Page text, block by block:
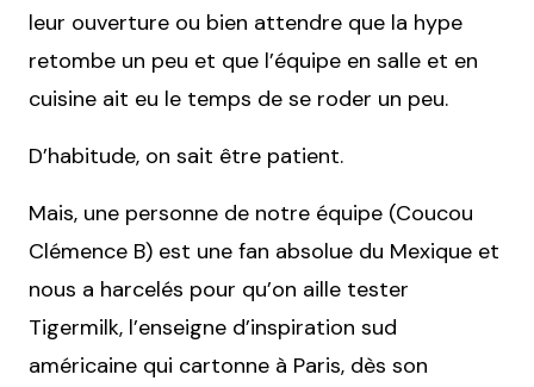
leur ouverture ou bien attendre que la hype
retombe un peu et que l’équipe en salle et en
cuisine ait eu le temps de se roder un peu.
D’habitude, on sait être patient.
Mais, une personne de notre équipe (Coucou
Clémence B) est une fan absolue du Mexique et
nous a harcelés pour qu’on aille tester
Tigermilk, l’enseigne d’inspiration sud
américaine qui cartonne à Paris, dès son